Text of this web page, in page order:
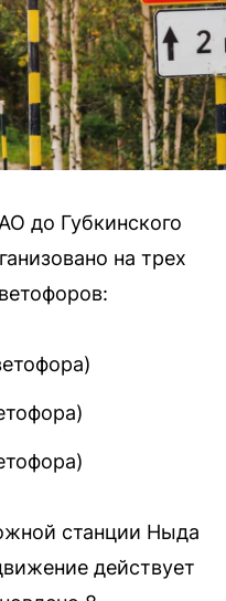
до Губкинского
на трех
станции Ныда
действует